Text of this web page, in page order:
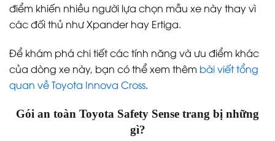
điểm khiến nhiều người lựa chọn mẫu xe này thay vì
các đối thủ như Xpander hay Ertiga.
Để khám phá chi tiết các tính năng và ưu điểm khác
của dòng xe này, bạn có thể xem thêm bài viết tổng
quan về Toyota Innova Cross.
Gói an toàn Toyota Safety Sense trang bị những
gì?